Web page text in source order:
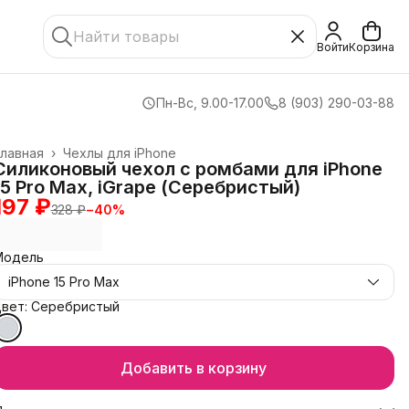
ВойтиКорзина
Пн-Вс, 9.00-17.00 8 (903) 290-03-88
Чехлы для iPhone
›
чехол с ромбами для iPhone
Pro Max, iGrape (Серебристый)
₽328 ₽−40%
iPhone 15 Pro Max
Серебристый
Добавить в корзину